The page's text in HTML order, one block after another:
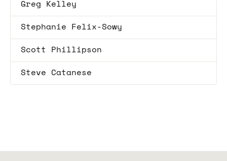
Greg Kelley
Stephanie Felix-Sowy
Scott Phillipson
Steve Catanese